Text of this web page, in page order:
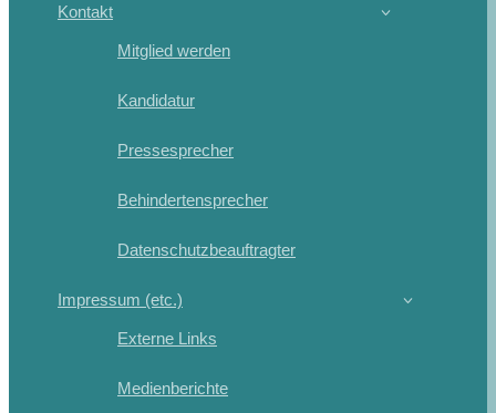
Kontakt
Mitglied werden
Kandidatur
Pressesprecher
Behindertensprecher
Datenschutzbeauftragter
Impressum (etc.)
Externe Links
Medienberichte